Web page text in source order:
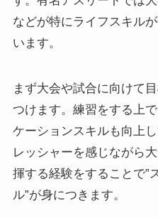
などが特にライフスキル
います。
まず大会や試合に向けて
つけます。練習をする上
ケーションスキルも向上
レッシャーを感じながら
揮する経験をすることで”
ル”が身につきます。